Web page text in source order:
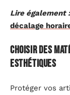
Lire également :
décalage
Choisir des
esthétiques
Protéger vos